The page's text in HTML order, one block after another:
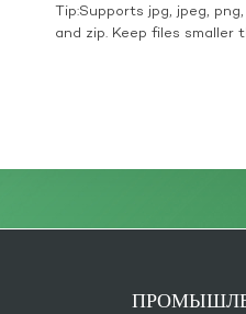
Tip:Supports jpg, jpeg,
and zip. Keep files smaller